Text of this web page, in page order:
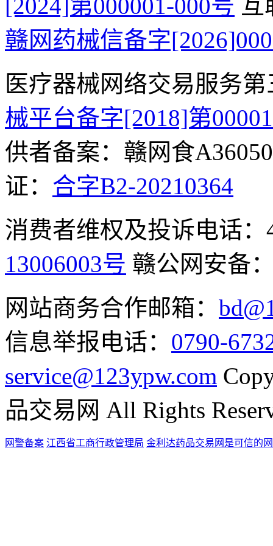
[2024]第000001-000号 互
赣网药械信备字
医疗器械网络交易服务
械平台备字[2018]第
供者备案：赣网食
证： 合字B2-20210364
消费者维权及投诉电话：
13006003号 赣公网安备
网站商务合作邮箱：
信息举报电话： 0790-
service@123ypw.com
品交易网 All Rights
网警备案 江西省工商行政管理局 金利达药品交易网是可信的